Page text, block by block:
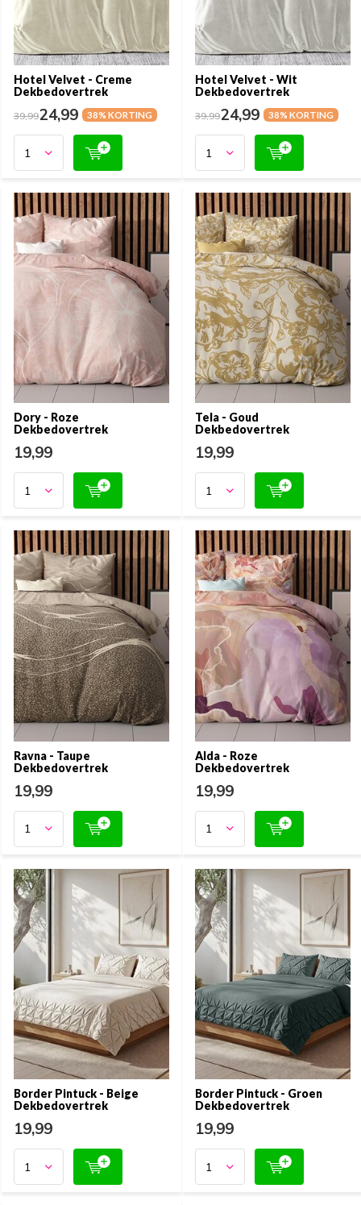
Hotel Velvet - Creme
Dekbedovertrek
39,9924,99 38% KORTING
Hotel Velvet - Wit
Dekbedovertrek
39,9924,99 38% KORTING
Dory - Roze
Dekbedovertrek
19,99
Tela - Goud
Dekbedovertrek
19,99
Ravna - Taupe
Dekbedovertrek
19,99
Alda - Roze
Dekbedovertrek
19,99
Border Pintuck - Beige
Dekbedovertrek
19,99
Border Pintuck - Groen
Dekbedovertrek
19,99